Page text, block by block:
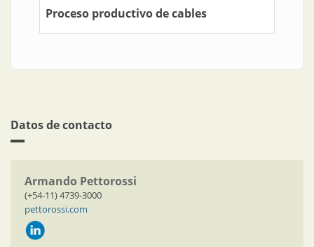
Proceso productivo de cables
Datos de contacto
Armando Pettorossi
(+54-11) 4739-3000
pettorossi.com